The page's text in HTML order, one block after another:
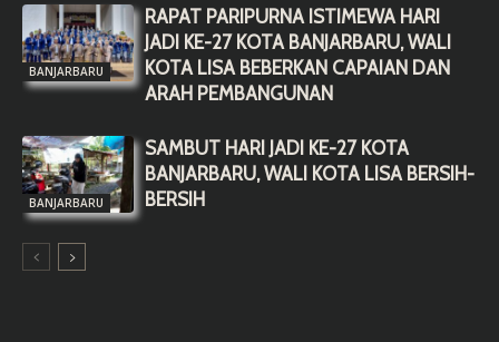
BANJARBARU
RAPAT PARIPURNA ISTIMEWA HARI
JADI KE-27 KOTA BANJARBARU, WALI
KOTA LISA BEBERKAN CAPAIAN DAN
ARAH PEMBANGUNAN
BANJARBARU
SAMBUT HARI JADI KE-27 KOTA
BANJARBARU, WALI KOTA LISA BERSIH-
BERSIH